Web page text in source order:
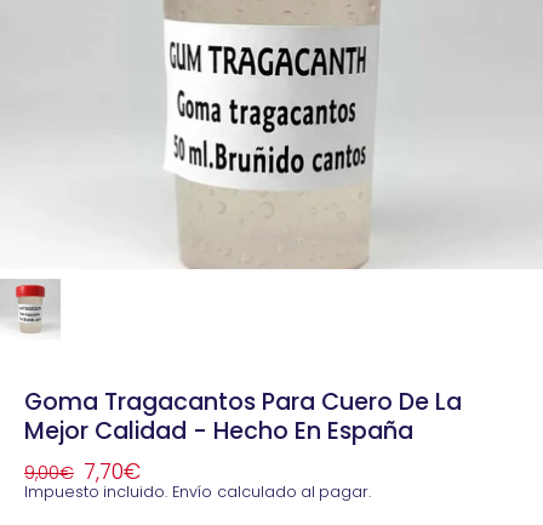
Goma Tragacantos Para Cuero De La
Mejor Calidad - Hecho En España
9,00€ 7,70€
Impuesto incluido. Envío calculado al pagar.